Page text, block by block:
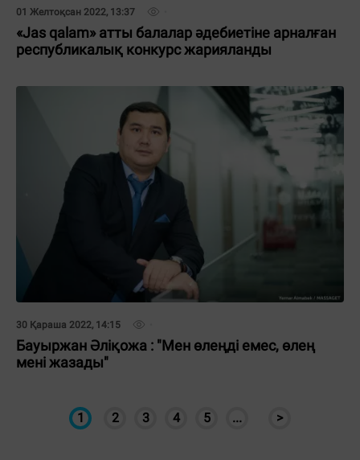
01 Желтоқсан 2022, 13:37
«Jas qalam» атты балалар әдебиетіне арналған
республикалық конкурс жарияланды
30 Қараша 2022, 14:15
Бауыржан Әліқожа : "Мен өлеңді емес, өлең
мені жазады"
1 2 3 4 5 ... >